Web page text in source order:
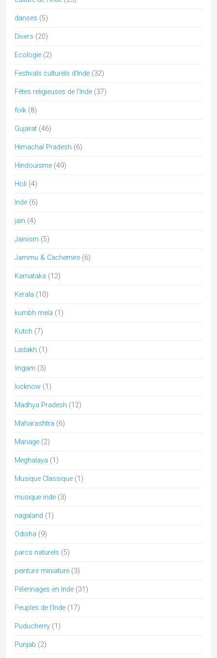
danses (5)
Divers (20)
Ecologie (2)
Festivals culturels d'Inde (32)
Fêtes religieuses de l'Inde (37)
folk (8)
Gujarat (46)
Himachal Pradesh (6)
Hindouisme (49)
Holi (4)
Inde (6)
jain (4)
Jainism (5)
Jammu & Cachemire (6)
Karnataka (12)
Kerala (10)
kumbh mela (1)
Kutch (7)
Ladakh (1)
lingam (3)
lucknow (1)
Madhya Pradesh (12)
Maharashtra (6)
Mariage (2)
Meghalaya (1)
Musique Classique (1)
musique inde (3)
nagaland (1)
Odisha (9)
parcs naturels (5)
peinture miniature (3)
Pèlerinages en Inde (31)
Peuples de l'Inde (17)
Puducherry (1)
Punjab (2)